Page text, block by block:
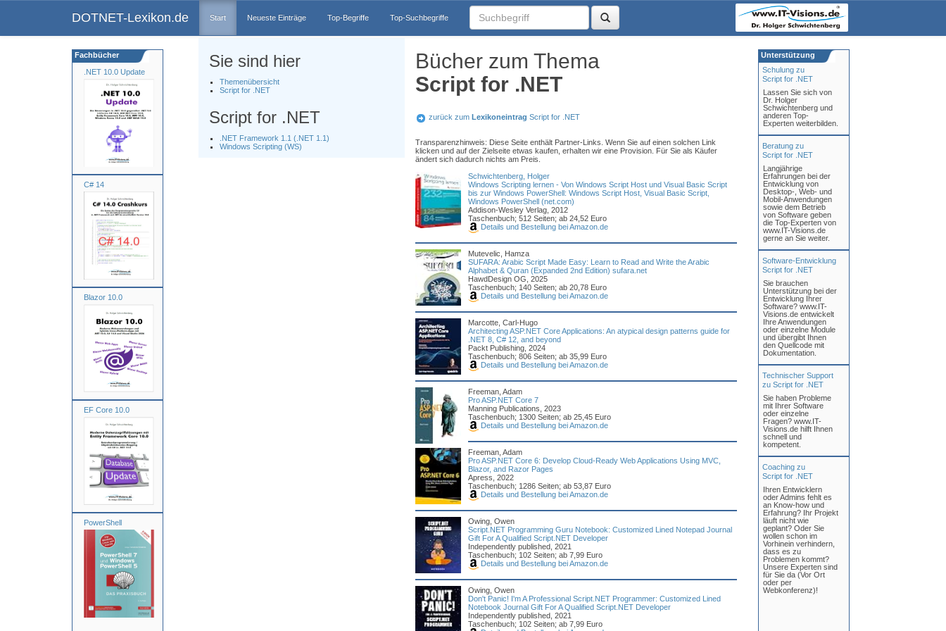
DOTNET-Lexikon.de Start Neueste Einträge Top-Begriffe Top-Suchbegriffe
.NET 10.0 Update
C# 14
Blazor 10.0
EF Core 10.0
PowerShell
Fachbücher Sie sind hier
Themenübersicht
Script for .NET
Script for .NET
.NET Framework 1.1 (.NET 1.1)
Windows Scripting (WS)
Bücher zum Thema
Script for .NET
zurück zum Lexikoneintrag Script for .NET
Transparenzhinweis: Diese Seite enthält Partner-Links. Wenn Sie auf einen solchen Link
klicken und auf der Zielseite etwas kaufen, erhalten wir eine Provision. Für Sie als Käufer
ändert sich dadurch nichts am Preis.
Schwichtenberg, Holger
Windows Scripting lernen - Von Windows Script Host und Visual Basic Script
bis zur Windows PowerShell: Windows Script Host, Visual Basic Script,
Windows PowerShell (net.com)
Addison-Wesley Verlag, 2012
Taschenbuch; 512 Seiten; ab 24,52 Euro
Details und Bestellung bei Amazon.de
Mutevelic, Hamza
SUFARA: Arabic Script Made Easy: Learn to Read and Write the Arabic
Alphabet & Quran (Expanded 2nd Edition) sufara.net
HawdDesign OG, 2025
Taschenbuch; 140 Seiten; ab 20,78 Euro
Details und Bestellung bei Amazon.de
Marcotte, Carl-Hugo
Architecting ASP.NET Core Applications: An atypical design patterns guide for
.NET 8, C# 12, and beyond
Packt Publishing, 2024
Taschenbuch; 806 Seiten; ab 35,99 Euro
Details und Bestellung bei Amazon.de
Freeman, Adam
Pro ASP.NET Core 7
Manning Publications, 2023
Taschenbuch; 1300 Seiten; ab 25,45 Euro
Details und Bestellung bei Amazon.de
Freeman, Adam
Pro ASP.NET Core 6: Develop Cloud-Ready Web Applications Using MVC,
Blazor, and Razor Pages
Apress, 2022
Taschenbuch; 1286 Seiten; ab 53,87 Euro
Details und Bestellung bei Amazon.de
Owing, Owen
Script.NET Programming Guru Notebook: Customized Lined Notepad Journal
Gift For A Qualified Script.NET Developer
Independently published, 2021
Taschenbuch; 102 Seiten; ab 7,99 Euro
Details und Bestellung bei Amazon.de
Owing, Owen
Don't Panic! I'm A Professional Script.NET Programmer: Customized Lined
Notebook Journal Gift For A Qualified Script.NET Developer
Independently published, 2021
Taschenbuch; 102 Seiten; ab 7,99 Euro
Schulung zu
Script for .NET
Lassen Sie sich von
Dr. Holger
Schwichtenberg und
anderen Top-
Experten weiterbilden.
Beratung zu
Script for .NET
Langjährige
Erfahrungen bei der
Entwicklung von
Desktop-, Web- und
Mobil-Anwendungen
sowie dem Betrieb
von Software geben
die Top-Experten von
www.IT-Visions.de
gerne an Sie weiter.
Software-Entwicklung
Script for .NET
Sie brauchen
Unterstützung bei der
Entwicklung Ihrer
Software? www.IT-
Visions.de entwickelt
Ihre Anwendungen
oder einzelne Module
und übergibt Ihnen
den Quellcode mit
Dokumentation.
Technischer Support
zu Script for .NET
Sie haben Probleme
mit Ihrer Software
oder einzelne
Fragen? www.IT-
Visions.de hilft Ihnen
schnell und
kompetent.
Coaching zu
Script for .NET
Ihren Entwicklern
oder Admins fehlt es
an Know-how und
Erfahrung? Ihr Projekt
läuft nicht wie
geplant? Oder Sie
wollen schon im
Vorhinein verhindern,
dass es zu
Problemen kommt?
Unsere Experten sind
für Sie da (Vor Ort
oder per
Webkonferenz)!
Unterstützung